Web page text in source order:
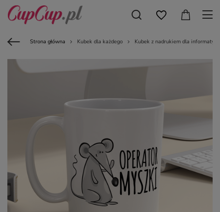
Strona główna Kubek dla każdego Kubek z nadrukiem dla